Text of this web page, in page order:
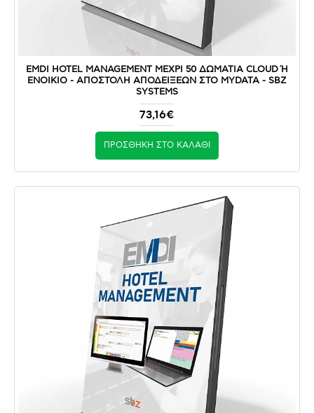
EMDI HOTEL MANAGEMENT ΜΕΧΡΙ 50 ΔΩΜΑΤΙΑ CLOUD Ή Ε
ΝΟΙΚΙΟ - ΑΠΟΣΤΟΛΉ ΑΠΟΔΕΊΞΕΩΝ ΣΤΟ MYDATA - SBZ S
YSTEMS
73,16€
ΠΡΟΣΘΉΚΗ ΣΤΟ ΚΑΛΆΘΙ